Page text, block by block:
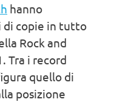
hanno
di copie in tutto
Rock and
Tra i record
quello di
posizione